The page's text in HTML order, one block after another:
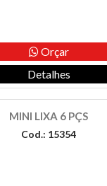
Orçar
Detalhes
MINI LIXA 6 PÇS
Cod.: 15354